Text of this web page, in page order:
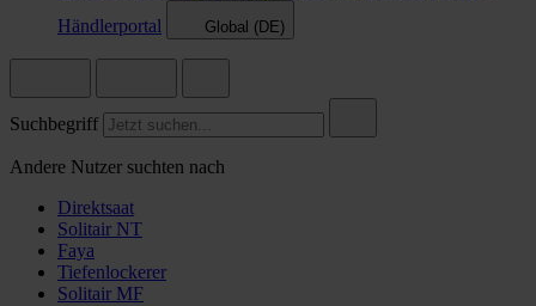
Händlerportal
Global (DE)
Suchbegriff
Andere Nutzer suchten nach
Direktsaat
Solitair NT
Faya
Tiefenlockerer
Solitair MF